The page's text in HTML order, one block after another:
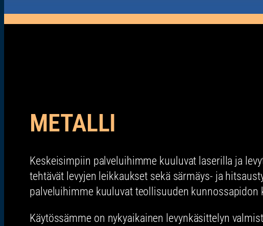
METALLI
Keskeisimpiin palveluihimme kuuluvat laserilla ja
tehtävät levyjen leikkaukset sekä särmäys- ja
palveluihimme kuuluvat teollisuuden kunnossapidon
Käytössämme on nykyaikainen levynkäsittelyn